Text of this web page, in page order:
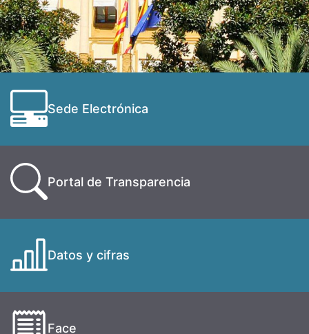
Sede Electrónica
Portal de Transparencia
Datos y cifras
Face